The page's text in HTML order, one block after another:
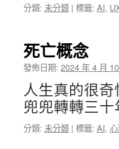
分類: 未分類 | 標籤: AI,
死亡概念
發佈日期: 2024 年 4 月
人生真的很
兜兜轉轉三
分類: 未分類 | 標籤: AI,